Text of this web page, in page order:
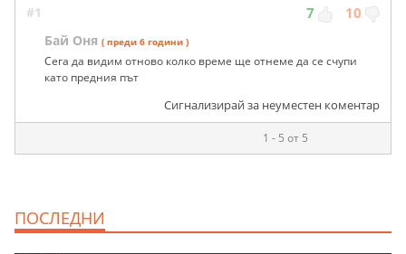
#1 7 10
Бай Оня ( преди 6 години )
Сега да видим отново колко време ще отнеме да се счупи
като предния път
Сигнализирай за неуместен коментар
1 - 5 от 5
ПОСЛЕДНИ